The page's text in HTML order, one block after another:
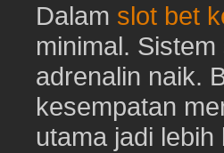
Dalam slot bet
minimal.
adrenalin naik.
kesempatan
utama jadi